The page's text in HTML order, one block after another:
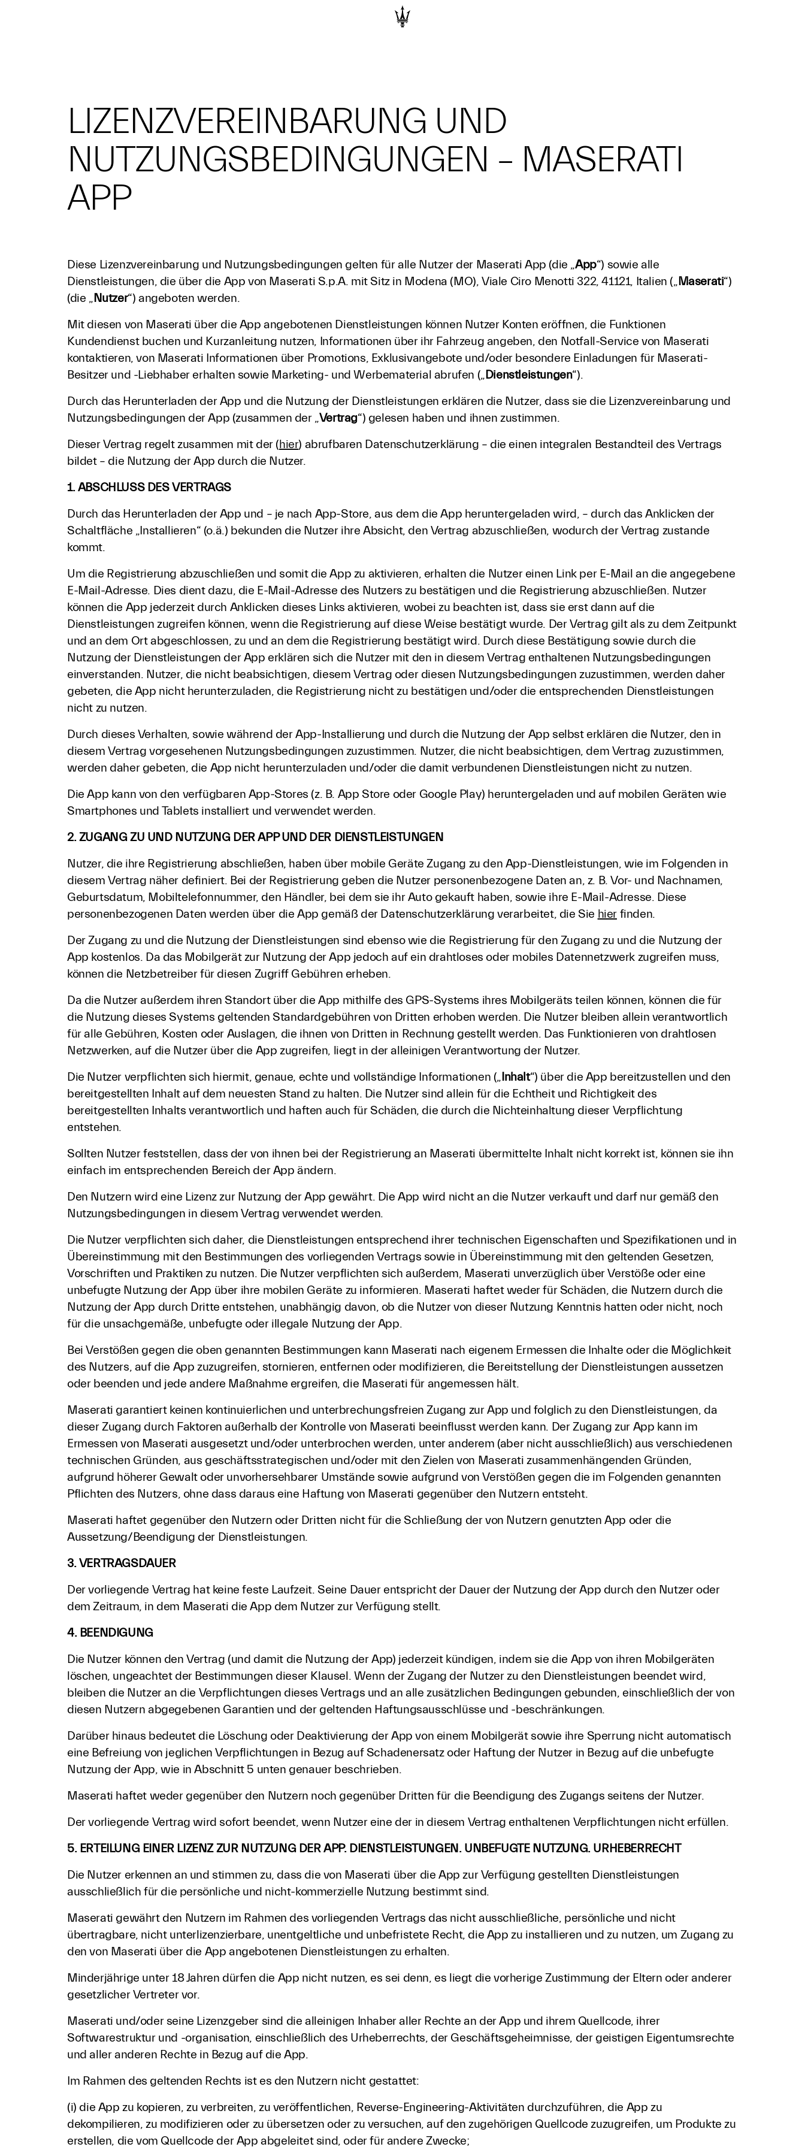
LIZENZVEREINBARUNG UND
NUTZUNGSBEDINGUNGEN – MASERATI
APP
Diese Lizenzvereinbarung und Nutzungsbedingungen gelten für alle Nutzer der Maserati App (die „App“) sowie alle
Dienstleistungen, die über die App von Maserati S.p.A. mit Sitz in Modena (MO), Viale Ciro Menotti 322, 41121, Italien („Maserati“)
(die „Nutzer“) angeboten werden.
Mit diesen von Maserati über die App angebotenen Dienstleistungen können Nutzer Konten eröffnen, die Funktionen
Kundendienst buchen und Kurzanleitung nutzen, Informationen über ihr Fahrzeug angeben, den Notfall-Service von Maserati
kontaktieren, von Maserati Informationen über Promotions, Exklusivangebote und/oder besondere Einladungen für Maserati-
Besitzer und -Liebhaber erhalten sowie Marketing- und Werbematerial abrufen („Dienstleistungen“).
Durch das Herunterladen der App und die Nutzung der Dienstleistungen erklären die Nutzer, dass sie die Lizenzvereinbarung und
Nutzungsbedingungen der App (zusammen der „Vertrag“) gelesen haben und ihnen zustimmen.
Dieser Vertrag regelt zusammen mit der (hier) abrufbaren Datenschutzerklärung – die einen integralen Bestandteil des Vertrags
bildet – die Nutzung der App durch die Nutzer.
1. ABSCHLUSS DES VERTRAGS
Durch das Herunterladen der App und – je nach App-Store, aus dem die App heruntergeladen wird, – durch das Anklicken der
Schaltfläche „Installieren“ (o.ä.) bekunden die Nutzer ihre Absicht, den Vertrag abzuschließen, wodurch der Vertrag zustande
kommt.
Um die Registrierung abzuschließen und somit die App zu aktivieren, erhalten die Nutzer einen Link per E-Mail an die angegebene
E-Mail-Adresse. Dies dient dazu, die E-Mail-Adresse des Nutzers zu bestätigen und die Registrierung abzuschließen. Nutzer
können die App jederzeit durch Anklicken dieses Links aktivieren, wobei zu beachten ist, dass sie erst dann auf die
Dienstleistungen zugreifen können, wenn die Registrierung auf diese Weise bestätigt wurde. Der Vertrag gilt als zu dem Zeitpunkt
und an dem Ort abgeschlossen, zu und an dem die Registrierung bestätigt wird. Durch diese Bestätigung sowie durch die
Nutzung der Dienstleistungen der App erklären sich die Nutzer mit den in diesem Vertrag enthaltenen Nutzungsbedingungen
einverstanden. Nutzer, die nicht beabsichtigen, diesem Vertrag oder diesen Nutzungsbedingungen zuzustimmen, werden daher
gebeten, die App nicht herunterzuladen, die Registrierung nicht zu bestätigen und/oder die entsprechenden Dienstleistungen
nicht zu nutzen.
Durch dieses Verhalten, sowie während der App-Installierung und durch die Nutzung der App selbst erklären die Nutzer, den in
diesem Vertrag vorgesehenen Nutzungsbedingungen zuzustimmen. Nutzer, die nicht beabsichtigen, dem Vertrag zuzustimmen,
werden daher gebeten, die App nicht herunterzuladen und/oder die damit verbundenen Dienstleistungen nicht zu nutzen.
Die App kann von den verfügbaren App-Stores (z. B. App Store oder Google Play) heruntergeladen und auf mobilen Geräten wie
Smartphones und Tablets installiert und verwendet werden.
2. ZUGANG ZU UND NUTZUNG DER APP UND DER DIENSTLEISTUNGEN
Nutzer, die ihre Registrierung abschließen, haben über mobile Geräte Zugang zu den App-Dienstleistungen, wie im Folgenden in
diesem Vertrag näher definiert. Bei der Registrierung geben die Nutzer personenbezogene Daten an, z. B. Vor- und Nachnamen,
Geburtsdatum, Mobiltelefonnummer, den Händler, bei dem sie ihr Auto gekauft haben, sowie ihre E-Mail-Adresse. Diese
personenbezogenen Daten werden über die App gemäß der Datenschutzerklärung verarbeitet, die Sie hier finden.
Der Zugang zu und die Nutzung der Dienstleistungen sind ebenso wie die Registrierung für den Zugang zu und die Nutzung der
App kostenlos. Da das Mobilgerät zur Nutzung der App jedoch auf ein drahtloses oder mobiles Datennetzwerk zugreifen muss,
können die Netzbetreiber für diesen Zugriff Gebühren erheben.
Da die Nutzer außerdem ihren Standort über die App mithilfe des GPS-Systems ihres Mobilgeräts teilen können, können die für
die Nutzung dieses Systems geltenden Standardgebühren von Dritten erhoben werden. Die Nutzer bleiben allein verantwortlich
für alle Gebühren, Kosten oder Auslagen, die ihnen von Dritten in Rechnung gestellt werden. Das Funktionieren von drahtlosen
Netzwerken, auf die Nutzer über die App zugreifen, liegt in der alleinigen Verantwortung der Nutzer.
Die Nutzer verpflichten sich hiermit, genaue, echte und vollständige Informationen („Inhalt“) über die App bereitzustellen und den
bereitgestellten Inhalt auf dem neuesten Stand zu halten. Die Nutzer sind allein für die Echtheit und Richtigkeit des
bereitgestellten Inhalts verantwortlich und haften auch für Schäden, die durch die Nichteinhaltung dieser Verpflichtung
entstehen.
Sollten Nutzer feststellen, dass der von ihnen bei der Registrierung an Maserati übermittelte Inhalt nicht korrekt ist, können sie ihn
einfach im entsprechenden Bereich der App ändern.
Den Nutzern wird eine Lizenz zur Nutzung der App gewährt. Die App wird nicht an die Nutzer verkauft und darf nur gemäß den
Nutzungsbedingungen in diesem Vertrag verwendet werden.
Die Nutzer verpflichten sich daher, die Dienstleistungen entsprechend ihrer technischen Eigenschaften und Spezifikationen und in
Übereinstimmung mit den Bestimmungen des vorliegenden Vertrags sowie in Übereinstimmung mit den geltenden Gesetzen,
Vorschriften und Praktiken zu nutzen. Die Nutzer verpflichten sich außerdem, Maserati unverzüglich über Verstöße oder eine
unbefugte Nutzung der App über ihre mobilen Geräte zu informieren. Maserati haftet weder für Schäden, die Nutzern durch die
Nutzung der App durch Dritte entstehen, unabhängig davon, ob die Nutzer von dieser Nutzung Kenntnis hatten oder nicht, noch
für die unsachgemäße, unbefugte oder illegale Nutzung der App.
Bei Verstößen gegen die oben genannten Bestimmungen kann Maserati nach eigenem Ermessen die Inhalte oder die Möglichkeit
des Nutzers, auf die App zuzugreifen, stornieren, entfernen oder modifizieren, die Bereitstellung der Dienstleistungen aussetzen
oder beenden und jede andere Maßnahme ergreifen, die Maserati für angemessen hält.
Maserati garantiert keinen kontinuierlichen und unterbrechungsfreien Zugang zur App und folglich zu den Dienstleistungen, da
dieser Zugang durch Faktoren außerhalb der Kontrolle von Maserati beeinflusst werden kann. Der Zugang zur App kann im
Ermessen von Maserati ausgesetzt und/oder unterbrochen werden, unter anderem (aber nicht ausschließlich) aus verschiedenen
technischen Gründen, aus geschäftsstrategischen und/oder mit den Zielen von Maserati zusammenhängenden Gründen,
aufgrund höherer Gewalt oder unvorhersehbarer Umstände sowie aufgrund von Verstößen gegen die im Folgenden genannten
Pflichten des Nutzers, ohne dass daraus eine Haftung von Maserati gegenüber den Nutzern entsteht.
Maserati haftet gegenüber den Nutzern oder Dritten nicht für die Schließung der von Nutzern genutzten App oder die
Aussetzung/Beendigung der Dienstleistungen.
3. VERTRAGSDAUER
Der vorliegende Vertrag hat keine feste Laufzeit. Seine Dauer entspricht der Dauer der Nutzung der App durch den Nutzer oder
dem Zeitraum, in dem Maserati die App dem Nutzer zur Verfügung stellt.
4. BEENDIGUNG
Die Nutzer können den Vertrag (und damit die Nutzung der App) jederzeit kündigen, indem sie die App von ihren Mobilgeräten
löschen, ungeachtet der Bestimmungen dieser Klausel. Wenn der Zugang der Nutzer zu den Dienstleistungen beendet wird,
bleiben die Nutzer an die Verpflichtungen dieses Vertrags und an alle zusätzlichen Bedingungen gebunden, einschließlich der von
diesen Nutzern abgegebenen Garantien und der geltenden Haftungsausschlüsse und -beschränkungen.
Darüber hinaus bedeutet die Löschung oder Deaktivierung der App von einem Mobilgerät sowie ihre Sperrung nicht automatisch
eine Befreiung von jeglichen Verpflichtungen in Bezug auf Schadenersatz oder Haftung der Nutzer in Bezug auf die unbefugte
Nutzung der App, wie in Abschnitt 5 unten genauer beschrieben.
Maserati haftet weder gegenüber den Nutzern noch gegenüber Dritten für die Beendigung des Zugangs seitens der Nutzer.
Der vorliegende Vertrag wird sofort beendet, wenn Nutzer eine der in diesem Vertrag enthaltenen Verpflichtungen nicht erfüllen.
5. ERTEILUNG EINER LIZENZ ZUR NUTZUNG DER APP. DIENSTLEISTUNGEN. UNBEFUGTE NUTZUNG. URHEBERRECHT
Die Nutzer erkennen an und stimmen zu, dass die von Maserati über die App zur Verfügung gestellten Dienstleistungen
ausschließlich für die persönliche und nicht-kommerzielle Nutzung bestimmt sind.
Maserati gewährt den Nutzern im Rahmen des vorliegenden Vertrags das nicht ausschließliche, persönliche und nicht
übertragbare, nicht unterlizenzierbare, unentgeltliche und unbefristete Recht, die App zu installieren und zu nutzen, um Zugang zu
den von Maserati über die App angebotenen Dienstleistungen zu erhalten.
Minderjährige unter 18 Jahren dürfen die App nicht nutzen, es sei denn, es liegt die vorherige Zustimmung der Eltern oder anderer
gesetzlicher Vertreter vor.
Maserati und/oder seine Lizenzgeber sind die alleinigen Inhaber aller Rechte an der App und ihrem Quellcode, ihrer
Softwarestruktur und -organisation, einschließlich des Urheberrechts, der Geschäftsgeheimnisse, der geistigen Eigentumsrechte
und aller anderen Rechte in Bezug auf die App.
Im Rahmen des geltenden Rechts ist es den Nutzern nicht gestattet:
(i) die App zu kopieren, zu verbreiten, zu veröffentlichen, Reverse-Engineering-Aktivitäten durchzuführen, die App zu
dekompilieren, zu modifizieren oder zu übersetzen oder zu versuchen, auf den zugehörigen Quellcode zuzugreifen, um Produkte zu
erstellen, die vom Quellcode der App abgeleitet sind, oder für andere Zwecke;